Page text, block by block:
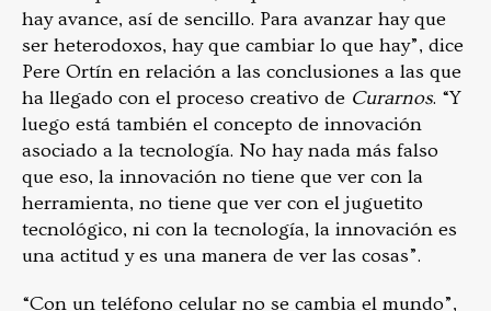
hay avance, así de sencillo. Para avanzar hay que
ser heterodoxos, hay que cambiar lo que hay”, dice
Pere Ortín en relación a las conclusiones a las que
ha llegado con el proceso creativo de Curarnos. “Y
luego está también el concepto de innovación
asociado a la tecnología. No hay nada más falso
que eso, la innovación no tiene que ver con la
herramienta, no tiene que ver con el juguetito
tecnológico, ni con la tecnología, la innovación es
una actitud y es una manera de ver las cosas”.
“Con un teléfono celular no se cambia el mundo”,